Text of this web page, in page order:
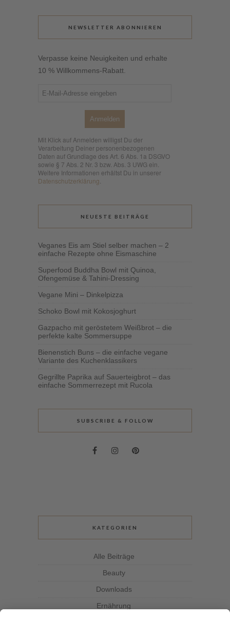
NEWSLETTER ABONNIEREN
Verpasse keine Neuigkeiten und erhalte
10 % Willkommens-Rabatt.
Anmelden
Mit Klick auf Anmelden willigst Du der
Verarbeitung Deiner personenbezogenen
Daten auf Grundlage des Art. 6 Abs. 1a DSGVO
sowie § 7 Abs. 2 Nr. 3 bzw. Abs. 3 UWG ein.
Weitere Informationen erhältst Du in unserer
Datenschutzerklärung
NEUESTE BEITRÄGE
Veganes Eis am Stiel selber machen – 2
einfache Rezepte ohne Eismaschine
Superfood Buddha Bowl mit Quinoa,
Ofengemüse & Tahini-Dressing
Vegane Mini – Dinkelpizza
Schoko Bowl mit Kokosjoghurt
Gazpacho mit geröstetem Weißbrot – die
perfekte kalte Sommersuppe
Bienenstich Buns – die einfache vegane
Variante des Kuchenklassikers
Gegrillte Paprika auf Sauerteigbrot – das
einfache Sommerrezept mit Rucola
SUBSCRIBE & FOLLOW
KATEGORIEN
Alle Beiträge
Beauty
Downloads
Ernährung